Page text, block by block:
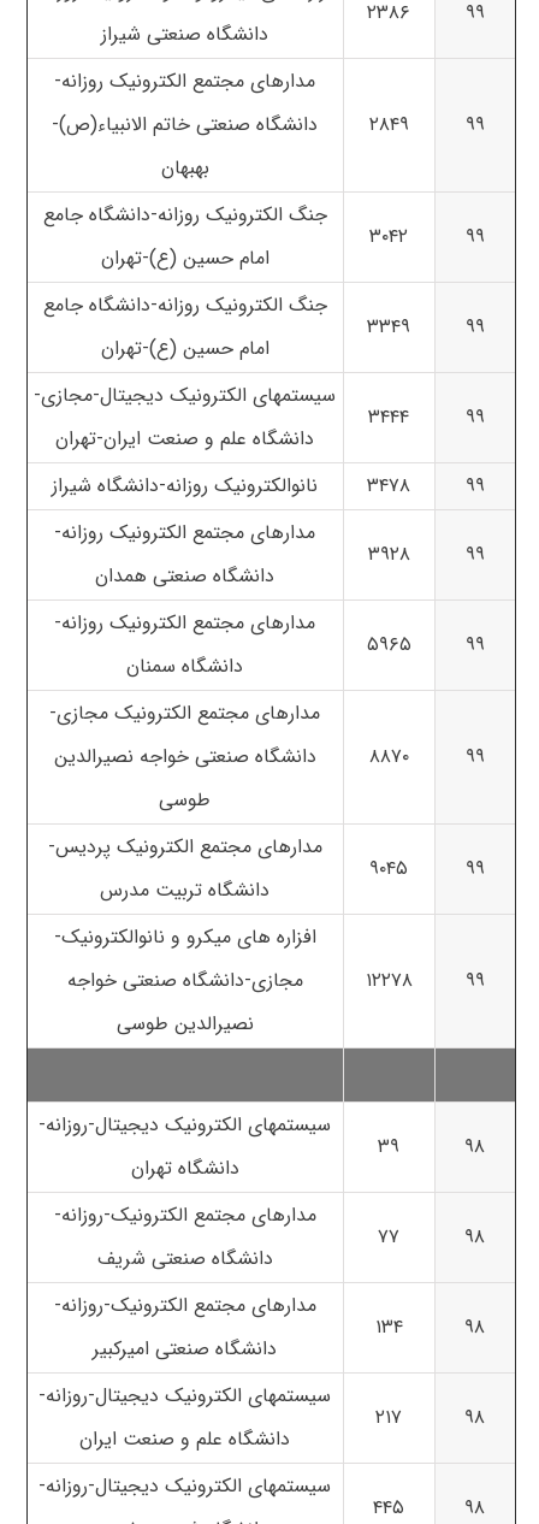
۹۹ ۲۳۸۶
دانشگاه صنعتی شیراز
۹۹ ۲۸۴۹
مدارهای مجتمع الکترونیک روزانه-
دانشگاه صنعتی خاتم الانبیاء(ص)-
بهبهان
۹۹ ۳۰۴۲
جنگ الکترونیک روزانه-دانشگاه جامع
امام حسین (ع)-تهران
۹۹ ۳۳۴۹
جنگ الکترونیک روزانه-دانشگاه جامع
امام حسین (ع)-تهران
۹۹ ۳۴۴۴
سیستمهای الکترونیک دیجیتال-مجازی-
دانشگاه علم و صنعت ایران-تهران
۹۹
۳۴۷۸ نانوالکترونیک روزانه-دانشگاه شیراز
۹۹ ۳۹۲۸
مدارهای مجتمع الکترونیک روزانه-
دانشگاه صنعتی همدان
۹۹ ۵۹۶۵
مدارهای مجتمع الکترونیک روزانه-
دانشگاه سمنان
۹۹ ۸۸۷۰
مدارهای مجتمع الکترونیک مجازی-
دانشگاه صنعتی خواجه نصیرالدین
طوسی
۹۹ ۹۰۴۵
مدارهای مجتمع الکترونیک پردیس-
دانشگاه تربیت مدرس
۹۹ ۱۲۲۷۸
افزاره های میکرو و نانوالکترونیک-
مجازی-دانشگاه صنعتی خواجه
نصیرالدین طوسی
۹۸ ۳۹
سیستمهای الکترونیک دیجیتال-روزانه-
دانشگاه تهران
۹۸ ۷۷
مدارهای مجتمع الکترونیک-روزانه-
دانشگاه صنعتی شریف
۹۸ ۱۳۴
مدارهای مجتمع الکترونیک-روزانه-
دانشگاه صنعتی امیرکبیر
۹۸ ۲۱۷
سیستمهای الکترونیک دیجیتال-روزانه-
دانشگاه علم و صنعت ایران
۹۸ ۴۴۵
سیستمهای الکترونیک دیجیتال-روزانه-